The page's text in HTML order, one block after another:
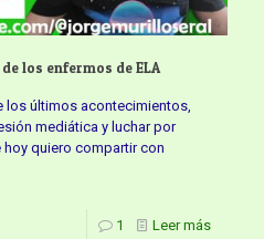
los enfermos de ELA
los últimos acontecimientos,
mediática y luchar por
quiero compartir con
1 Leer más